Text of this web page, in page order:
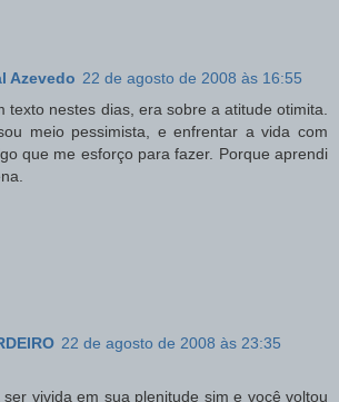
Azevedo 22 de agosto de 2008 às 16:55
texto nestes dias, era sobre a atitude otimita.
meio pessimista, e enfrentar a vida com
que me esforço para fazer. Porque aprendi
22 de agosto de 2008 às 23:35
vivida em sua plenitude sim e você voltou